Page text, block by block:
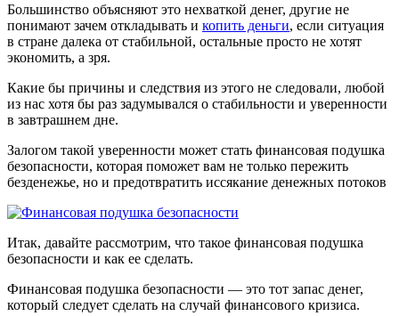
Большинство объясняют это нехваткой денег, другие не
понимают зачем откладывать и копить деньги, если ситуация
в стране далека от стабильной, остальные просто не хотят
экономить, а зря.
Какие бы причины и следствия из этого не следовали, любой
из нас хотя бы раз задумывался о стабильности и уверенности
в завтрашнем дне.
Залогом такой уверенности может стать финансовая подушка
безопасности, которая поможет вам не только пережить
безденежье, но и предотвратить иссякание денежных потоков
Итак, давайте рассмотрим, что такое финансовая подушка
безопасности и как ее сделать.
Финансовая подушка безопасности — это тот запас денег,
который следует сделать на случай финансового кризиса.